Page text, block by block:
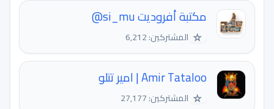
مكتبة أفروديت si_mu@
☆ المشتركين: 6,212
Amir Tataloo | امیر تتلو
☆ المشتركين: 27,177